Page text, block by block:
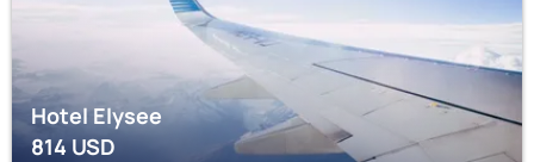
Hotel Elysee
814USD